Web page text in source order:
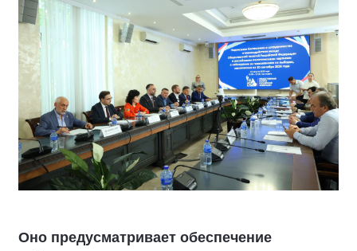
Оно предусматривает обеспечение